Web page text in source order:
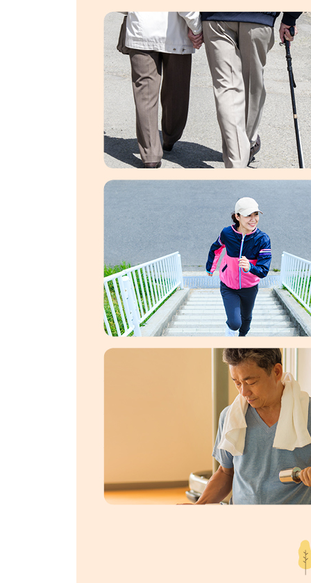
제4장 요통과 무릎통증이 사라지는 트레이닝
허리가 무너지면 몸 전체가 무너진다
| 몸이 편해지면 요통이 온다 | 근근막성 요통과
다른 질환과 관련된 요통 | 허리에 부담을 덜어주는
무릎을 쭉 펴야 건강하다
| 중년 여성에게 자주 나타나는 무릎통증 | 왜
통풍은 아니다 | 구부리지 말고 되도록 펴자
평생 운동하려면 근육을 만들어라
| 운동 후 통증을 느끼기 쉬운 부위 | 통증이 완전
제5장 자세와 걷는 법을 교정하여 근육 만들기
자세 교정으로 근육 만들기
| 발바닥의 아치가 깊을수록 좋다 | 엉덩이에 힘
올바른 걷기 자세로 근육 만들기
| 조금만 걸어도 피곤한 이유 | 왜 나이가 들수록
상체를 세우는 뒤로 걷기 | 하루에 1만 보를 걸
고르는 법 | 굽이 높다고 모두 나쁜 신발은 아니다